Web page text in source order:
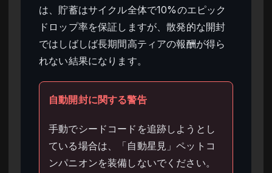
は、貯蓄はサイクル全体で10%のエピック
ドロップ率を保証しますが、散発的な開封
ではしばしば長期間高ティアの報酬が得ら
れない結果になります。
自動開封に関する警告
手動でシードコードを追跡しようとし
ている場合は、「自動星見」ペットコ
ンパニオンを装備しないでください。